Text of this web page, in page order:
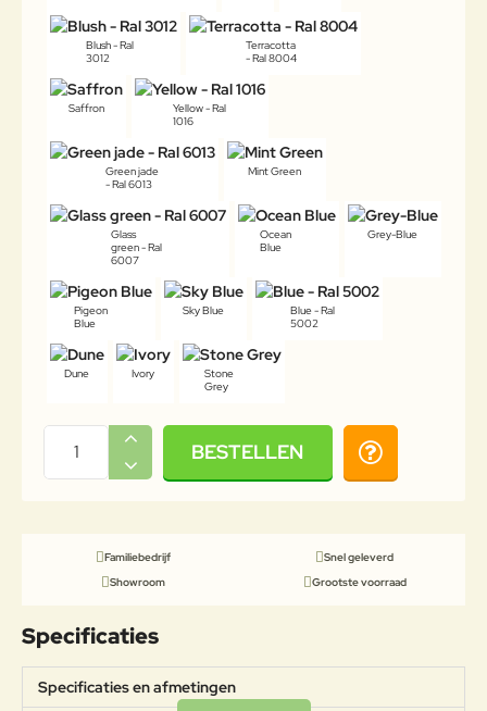
Blush - Ral
3012
Terracotta
- Ral 8004
Saffron
Yellow - Ral
1016
Green jade
- Ral 6013
Mint Green
Glass
green - Ral
6007
Ocean
Blue
Grey-Blue
Pigeon
Blue
Sky Blue
Blue - Ral
5002
Dune Ivory
Stone
Grey
BESTELLEN
Familiebedrijf
Snel geleverd
Showroom
Grootste voorraad
Specificaties
Specificaties en afmetingen